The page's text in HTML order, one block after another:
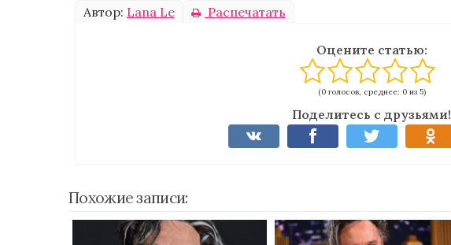
Автор: Lana Le Распечатать
Оцените статью:
(0 голосов, среднее: 0 из 5)
Поделитесь с друзьями!
Похожие записи: